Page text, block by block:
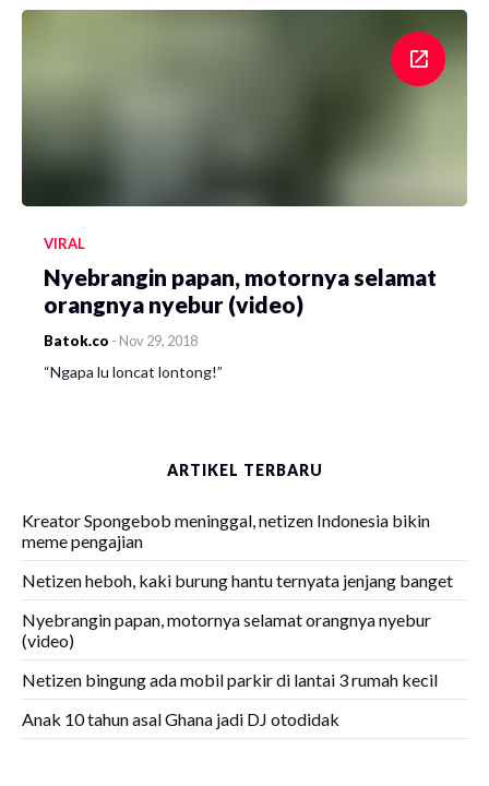
VIRAL
Nyebrangin papan, motornya selamat
orangnya nyebur (video)
Batok.co - Nov 29, 2018
“Ngapa lu loncat lontong!”
ARTIKEL TERBARU
Kreator Spongebob meninggal, netizen Indonesia bikin
meme pengajian
Netizen heboh, kaki burung hantu ternyata jenjang banget
Nyebrangin papan, motornya selamat orangnya nyebur
(video)
Netizen bingung ada mobil parkir di lantai 3 rumah kecil
Anak 10 tahun asal Ghana jadi DJ otodidak